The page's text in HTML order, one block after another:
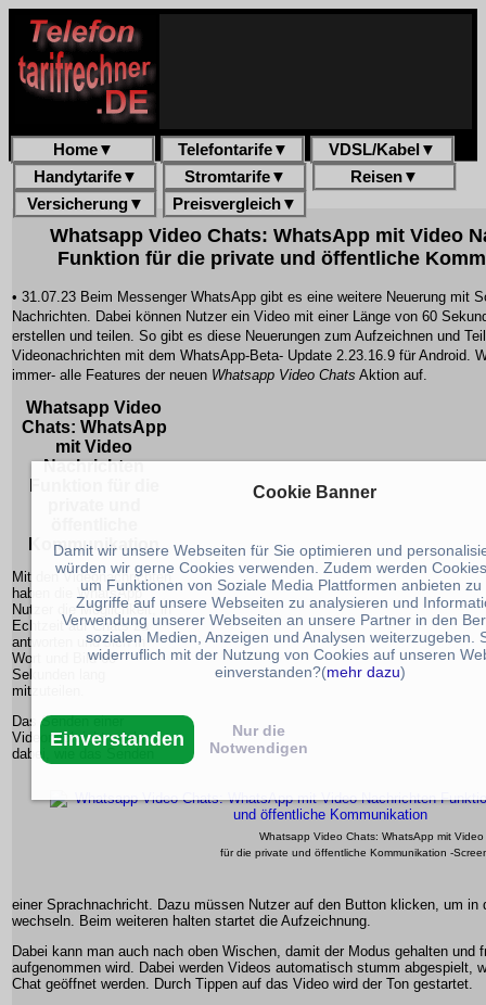
Home▼ Telefontarife▼ VDSL/Kabel ▼
Handytarife▼ Stromtarife▼ Reisen▼
Versicherung▼ Preisvergleich▼
Whatsapp Video Chats: WhatsApp mit Video
Funktion für die private und öffentliche
• 31.07.23 Beim Messenger WhatsApp gibt es eine weitere Neuerung mit
Nachrichten. Dabei können Nutzer ein Video mit einer Länge von 60
erstellen und teilen. So gibt es diese Neuerungen zum Aufzeichnen und
Videonachrichten mit dem WhatsApp-Beta- Update 2.23.16.9 für Android.
immer- alle Features der neuen Whatsapp Video Chats Aktion auf.
Whatsapp Video
Chats: WhatsApp
mit Video
Nachrichten
Kommunikation
Mit den Videonachrichten
haben die WhatsApp
Nutzer die Möglichkeit, in
Echtzeit auf Chats zu
antworten und sich in
Wort und Bild 60
Sekunden lang
mitzuteilen.
Whatsapp Video Chats: WhatsApp mit
für die private und öffentliche Kommunikation -
Das Senden einer
Videonachricht erfolgt
dabei, wie das Senden
einer Sprachnachricht. Dazu müssen Nutzer auf den Button klicken, um in
wechseln. Beim weiteren halten startet die Aufzeichnung.
Dabei kann man auch nach oben Wischen, damit der Modus gehalten und
aufgenommen wird. Dabei werden Videos automatisch stumm abgespielt,
Chat geöffnet werden. Durch Tippen auf das Video wird der Ton gestartet.
Cookie Banner
Damit wir unsere Webseiten für Sie optimieren und
würden wir gerne Cookies verwenden. Zudem werden
um Funktionen von Soziale Media Plattformen anbieten zu
Zugriffe auf unsere Webseiten zu analysieren und
Verwendung unserer Webseiten an unsere Partner in den
sozialen Medien, Anzeigen und Analysen weiterzugeben.
widerruflich mit der Nutzung von Cookies auf unseren
einverstanden?(mehr dazu)
Einverstanden
Nur die
Notwendigen